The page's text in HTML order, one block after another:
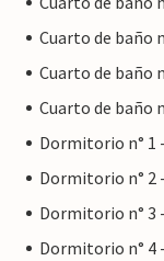
el cuadrante
Es Trenc, en la
agricultura, los
panorama
diarias pueden
cada martes o
agricultores.
las hermosas
Trenc, que están
Cuarto de baño
Cuarto de baño
Cuarto de baño
Dormitorio n° 1
Dormitorio n° 2
Dormitorio n° 3
Dormitorio n° 4